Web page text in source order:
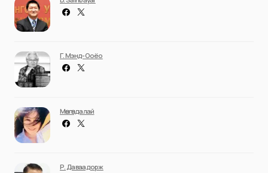
Г. Мэнд-Ооёо
Мөнгөндалай
Р. Даваадорж